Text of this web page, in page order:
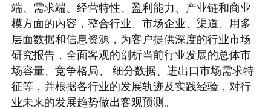
端、需求端、经营特性、盈利能力、产业链和商业
模方面的内容，整合行业、市场企业、渠道、用多
层面数据和信息资源，为客户提供深度的行业市场
研究报告，全面客观的剖析当前行业发展的总体市
场容量、竞争格局、 细分数据、进出口市场需求特
征等，并根据各行业的发展轨迹及实践经验，对行
业未来的发展趋势做出客观预测。